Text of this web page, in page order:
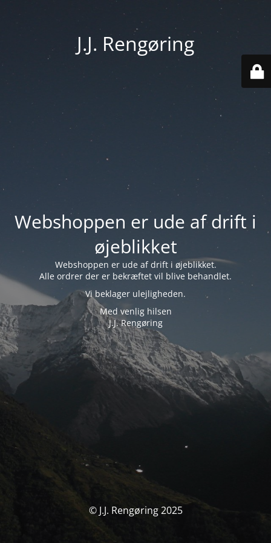
J.J. Rengøring
Webshoppen er ude af drift i
øjeblikket
Webshoppen er ude af drift i øjeblikket.
Alle ordrer der er bekræftet vil blive behandlet.
Vi beklager ulejligheden.
Med venlig hilsen
J.J. Rengøring
© J.J. Rengøring 2025